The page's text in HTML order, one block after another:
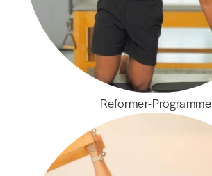
Reformer-Programme